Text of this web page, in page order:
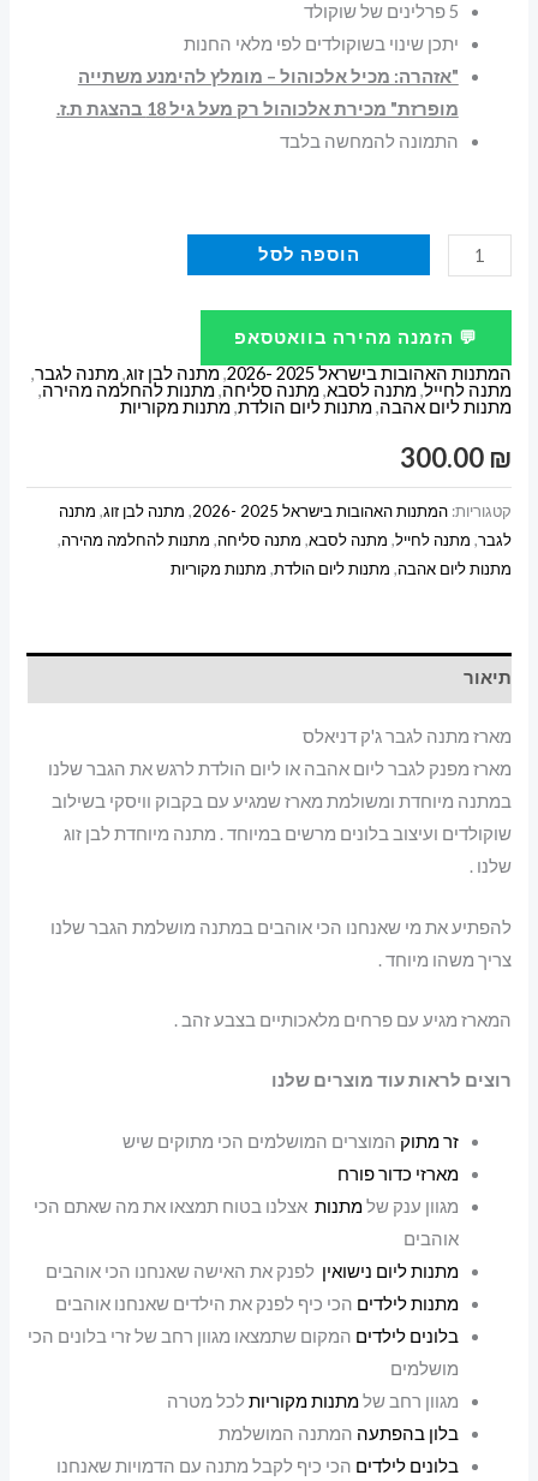
5 פרלינים של שוקולד
יתכן שינוי בשוקולדים לפי מלאי החנות
"אזהרה: מכיל אלכוהול – מומלץ להימנע משתייה
מופרזת" מכירת אלכוהול רק מעל גיל 18 בהצגת ת.ז.
התמונה להמחשה בלבד
כמות
של
מארז
מתנה
לגבר
ג'ק
דניאלס
הוספה לסל
💬 הזמנה מהירה בוואטסאפ
המתנות האהובות בישראל 2025 -2026
,מתנה לבן זוג,מתנה לגבר,
מתנה לחייל,מתנה לסבא,מתנה סליחה,מתנות להחלמה מהירה,
מתנות ליום אהבה,מתנות ליום הולדת,מתנות מקוריות
300.00 ₪
קטגוריות:המתנות האהובות בישראל 2025 -2026 , מתנה לבן זוג, מתנה
לגבר, מתנה לחייל, מתנה לסבא, מתנה סליחה, מתנות להחלמה מהירה,
מתנות ליום אהבה, מתנות ליום הולדת, מתנות מקוריות
תיאור
מארז מתנה לגבר ג'ק דניאלס
מארז מפנק לגבר ליום אהבה או ליום הולדת לרגש את הגבר שלנו
במתנה מיוחדת ומשולמת מארז שמגיע עם בקבוק וויסקי בשילוב
שוקולדים ועיצוב בלונים מרשים במיוחד . מתנה מיוחדת לבן זוג
שלנו .
להפתיע את מי שאנחנו הכי אוהבים במתנה מושלמת הגבר שלנו
צריך משהו מיוחד .
המארז מגיע עם פרחים מלאכותיים בצבע זהב .
רוצים לראות עוד מוצרים שלנו
זר מתוק המוצרים המושלמים הכי מתוקים שיש
מארזי כדור פורח
מגוון ענק שלמתנות אצלנו בטוח תמצאו את מה שאתם הכי
אוהבים
מתנות ליום נישואין לפנק את האישה שאנחנו הכי אוהבים
מתנות לילדים הכי כיף לפנק את הילדים שאנחנו אוהבים
בלונים לילדים המקום שתמצאו מגוון רחב של זרי בלונים הכי
מושלמים
מגוון רחב שלמתנות מקוריותלכל מטרה
בלון בהפתעה המתנה המושלמת
בלונים לילדים הכי כיף לקבל מתנה עם הדמויות שאנחנו